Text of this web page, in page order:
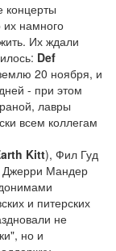
концерты
намного
Их ждали
Def
20 ноября, и
- при этом
лавры
всем коллегам
Kitt), Фил Гуд
Джерри Мандер
и питерских
не
но и